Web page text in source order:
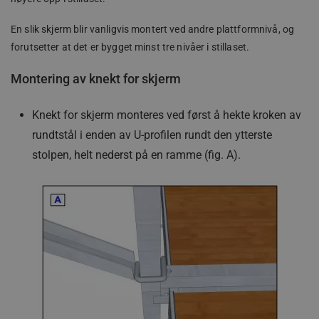
En slik skjerm blir vanligvis montert ved andre plattformnivå, og
forutsetter at det er bygget minst tre nivåer i stillaset.
Montering av knekt for skjerm
Knekt for skjerm monteres ved først å hekte kroken av
rundtstål i enden av U-profilen rundt den ytterste
stolpen, helt nederst på en ramme (fig. A).
brukerinnlogging og kontoadministrasjon.
nødvendige informasjonskapsler.
Navn
_GRECAPTCHA
receive-cookie-deprecation
woocommerce_cart_hash
Googles personvernregler